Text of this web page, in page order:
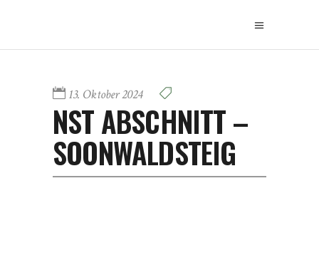
13. Oktober 2024
NST ABSCHNITT –
SOONWALDSTEIG